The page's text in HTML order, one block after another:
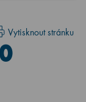
Vytisknout stránku